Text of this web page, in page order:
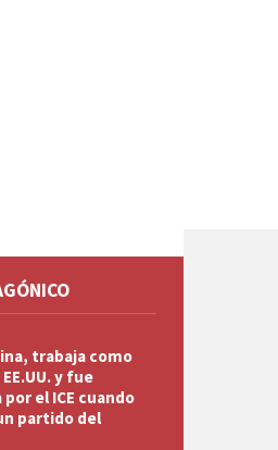
trabaja como
y fue
el ICE cuando
partido del